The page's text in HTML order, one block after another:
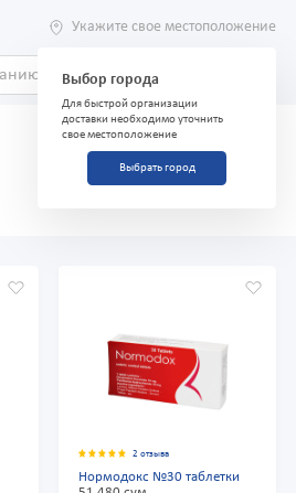
Укажите свое местоположение
Выбор города
Для быстрой организации
доставки необходимо уточнить
свое местоположение
Выбрать город
2 отзыва
Нормодокс №30 таблетки